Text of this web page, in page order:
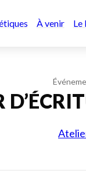
À venir Le